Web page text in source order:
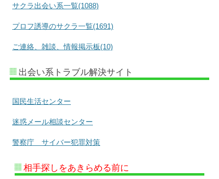
サクラ出会い系一覧(1088)
プロフ誘導のサクラ一覧(1691)
ご連絡、雑談、情報掲示板(10)
出会い系トラブル解決サイト
国民生活センター
迷惑メール相談センター
警察庁 サイバー犯罪対策
相手探しをあきらめる前に